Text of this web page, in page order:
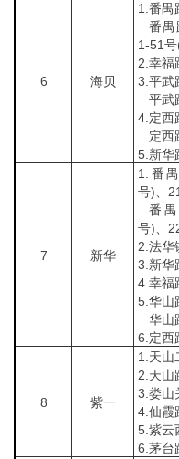
6 海贝
1.番禺
番
1-51
2.幸福
3.平武
平武
4.定西
定西
5.新华
7 新华
1.番
号)、
番
号)、
2.法华
3.新华
4.幸福
5.华山
华山
6.定西
8 紫一
1.天山
2.天山
3.娄山
4.仙霞
5.紫云
6.茅台